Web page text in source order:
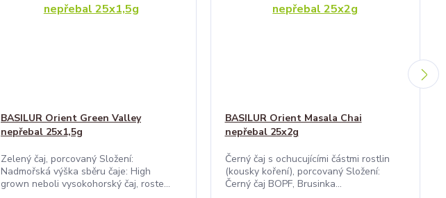
BASILUR Orient Green Valley
nepřebal 25x1,5g
Zelený čaj, porcovaný Složení:
Nadmořská výška sběru čaje: High
grown neboli vysokohorský čaj, roste...
BASILUR Orient Masala Chai
nepřebal 25x2g
Černý čaj s ochucujícími částmi rostlin
(kousky koření), porcovaný Složení:
Černý čaj BOPF, Brusinka...